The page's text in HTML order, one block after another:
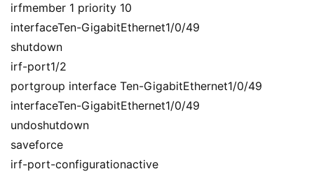
irfmember 1 priority 10
interfaceTen-GigabitEthernet1/0/49
shutdown
irf-port1/2
portgroup interface Ten-GigabitEthernet1/0/49
interfaceTen-GigabitEthernet1/0/49
undoshutdown
saveforce
irf-port-configurationactive